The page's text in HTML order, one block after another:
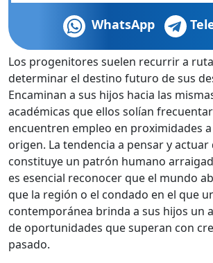
WhatsApp
Los progenitores suelen recurrir a
determinar el destino futuro de sus
Encaminan a sus hijos hacia las
académicas que ellos solían
encuentren empleo en proximidades
origen. La tendencia a pensar y actuar
constituye un patrón humano
es esencial reconocer que el mundo
que la región o el condado en el que
contemporánea brinda a sus hijos un
de oportunidades que superan con
pasado.